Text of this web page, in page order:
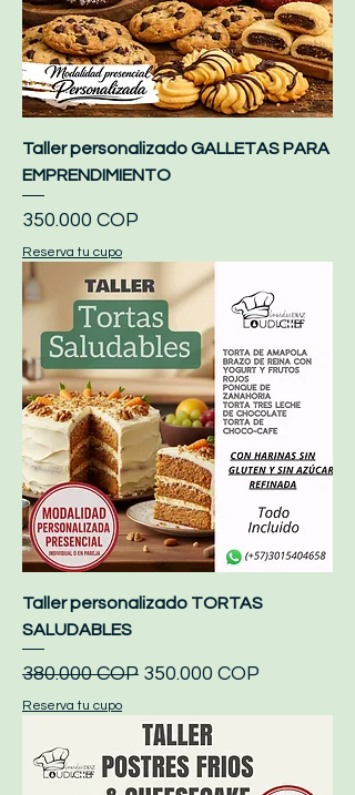
Taller personalizado GALLETAS PARA
EMPRENDIMIENTO
Precio
350.000 COP
Reserva tu cupo
Taller personalizado TORTAS
SALUDABLES
Precio
380.000 COP Precio de oferta
350.000 COP
Reserva tu cupo